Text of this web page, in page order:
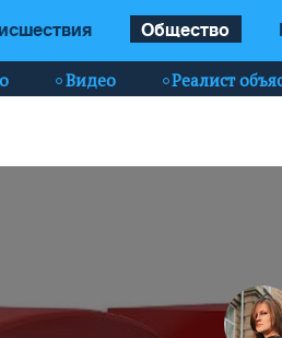
Общество
Видео Реалист